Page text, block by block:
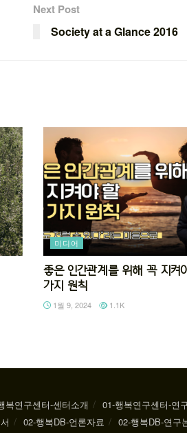
Next Post
Society at a Glance 2016
미디어
좋은 인간관계를 위해 꼭 지켜
가지 원칙
1월 9, 2024
1.1K
복연구센터-센터소개
01-행복연구센터-연
02-행복DB-언론자료
02-행복DB-연구